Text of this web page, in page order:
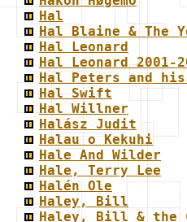
Hal
Hal Blaine & The
Hal Leonard
Hal Leonard 2001-
Hal Peters and
Hal Swift
Hal Willner
Halász Judit
Halau o Kekuhi
Hale And Wilder
Hale, Terry Lee
Halén Ole
Haley, Bill
Haley, Bill & the